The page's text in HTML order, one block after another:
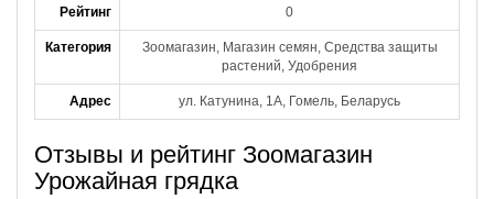
Рейтинг 0
Категория
Зоомагазин, Магазин семян, Средства защиты
растений, Удобрения
Адрес ул. Катунина, 1А, Гомель, Беларусь
Отзывы и рейтинг Зоомагазин
Урожайная грядка